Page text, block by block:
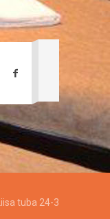
Liisa tuba 24-3